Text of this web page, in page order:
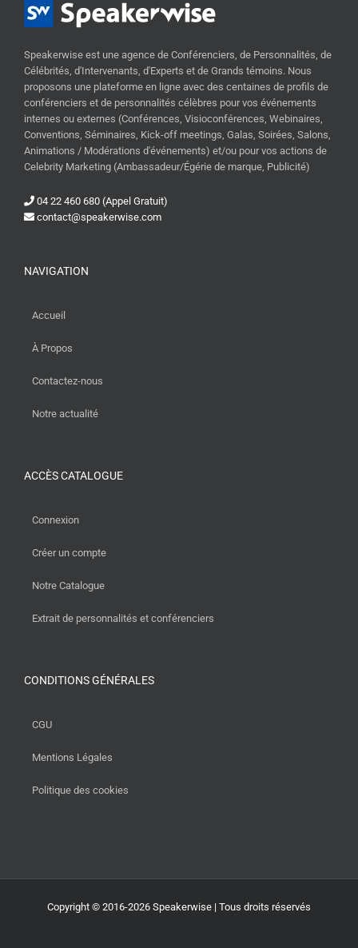
Speakerwise est une agence de Conférenciers, de Personnalités, de
Célébrités, d'Intervenants, d'Experts et de Grands témoins. Nous
proposons une plateforme en ligne avec des centaines de profils de
conférenciers et de personnalités célèbres pour vos événements
internes ou externes (Conférences, Visioconférences, Webinaires,
Conventions, Séminaires, Kick-off meetings, Galas, Soirées, Salons,
Animations / Modérations d'événements) et/ou pour vos actions de
Celebrity Marketing (Ambassadeur/Égérie de marque, Publicité)
04 22 460 680 (Appel Gratuit)
contact@speakerwise.com
NAVIGATION
Accueil
À Propos
Contactez-nous
Notre actualité
ACCÈS CATALOGUE
Connexion
Créer un compte
Notre Catalogue
Extrait de personnalités et conférenciers
CONDITIONS GÉNÉRALES
CGU
Mentions Légales
Politique des cookies
Copyright © 2016-2026 Speakerwise | Tous droits réservés